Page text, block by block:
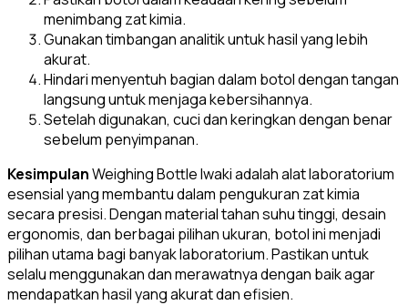
menimbang zat kimia.
Gunakan timbangan analitik untuk hasil yang lebih
akurat.
Hindari menyentuh bagian dalam botol dengan tangan
langsung untuk menjaga kebersihannya.
Setelah digunakan, cuci dan keringkan dengan benar
sebelum penyimpanan.
KesimpulanWeighing Bottle Iwaki adalah alat laboratorium
esensial yang membantu dalam pengukuran zat kimia
secara presisi. Dengan material tahan suhu tinggi, desain
ergonomis, dan berbagai pilihan ukuran, botol ini menjadi
pilihan utama bagi banyak laboratorium. Pastikan untuk
selalu menggunakan dan merawatnya dengan baik agar
mendapatkan hasil yang akurat dan efisien.